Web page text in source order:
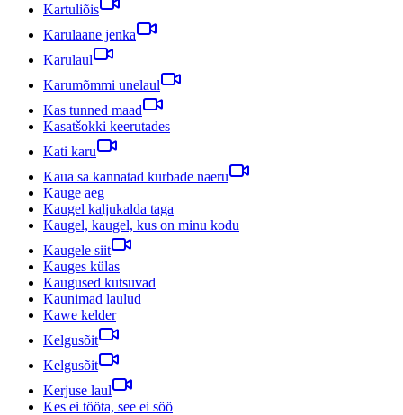
Kartuliõis
Karulaane jenka
Karulaul
Karumõmmi unelaul
Kas tunned maad
Kasatšokki keerutades
Kati karu
Kaua sa kannatad kurbade naeru
Kauge aeg
Kaugel kaljukalda taga
Kaugel, kaugel, kus on minu kodu
Kaugele siit
Kauges külas
Kaugused kutsuvad
Kaunimad laulud
Kawe kelder
Kelgusõit
Kelgusõit
Kerjuse laul
Kes ei tööta, see ei söö